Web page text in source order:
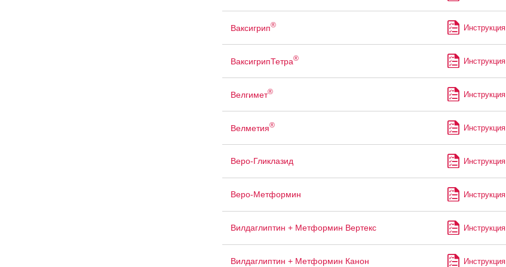
Ваксигрип® Инструкция
ВаксигрипТетра® Инструкция
Велгимет® Инструкция
Велметия® Инструкция
Веро-Гликлазид Инструкция
Веро-Метформин Инструкция
Вилдаглиптин + Метформин Вертекс Инструкция
Вилдаглиптин + Метформин Канон Инструкция